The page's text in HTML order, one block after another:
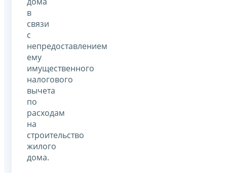
в
связи
с
непредоставлением
ему
имущественного
налогового
вычета
по
расходам
на
строительство
жилого
дома.